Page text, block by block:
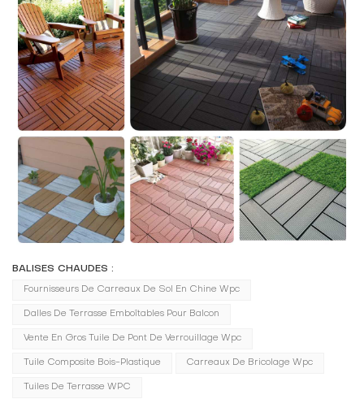
BALISES CHAUDES :
Fournisseurs De Carreaux De Sol En Chine Wpc
Dalles De Terrasse Emboîtables Pour Balcon
Vente En Gros Tuile De Pont De Verrouillage Wpc
Tuile Composite Bois-Plastique Carreaux De Bricolage Wpc
Tuiles De Terrasse WPC